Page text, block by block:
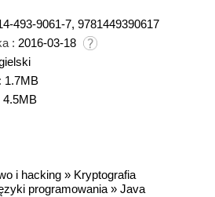
493-9061-7, 9781449390617
: 2016-03-18
1.7MB
4.5MB
i hacking » Kryptografia
programowania » Java